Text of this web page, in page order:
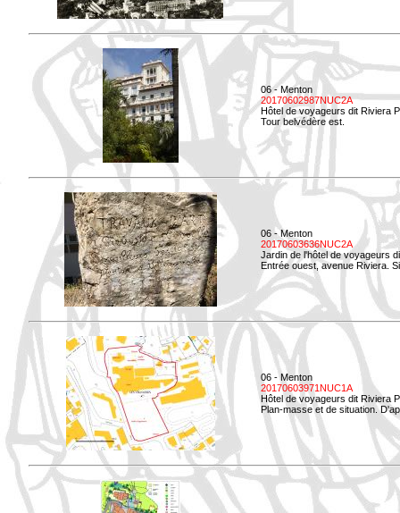
06 - Menton
20170602987NUC2A
Hôtel de voyageurs dit Riviera
Tour belvédère est.
06 - Menton
20170603636NUC2A
Jardin de l'hôtel de voyageurs
Entrée ouest, avenue Riviera.
06 - Menton
20170603971NUC1A
Hôtel de voyageurs dit Riviera
Plan-masse et de situation.